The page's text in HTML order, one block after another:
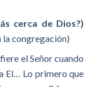
cerca de Dios?)
la congregación)
el Señor cuando
El… Lo primero que